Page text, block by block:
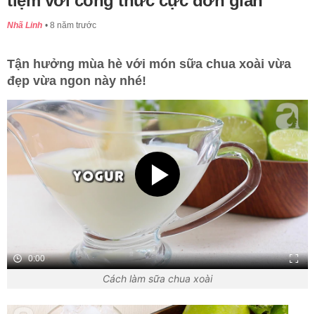
Nhã Linh 8 năm trước
Tận hưởng mùa hè với món sữa chua xoài vừa
đẹp vừa ngon này nhé!
0:00
Cách làm sữa chua xoài